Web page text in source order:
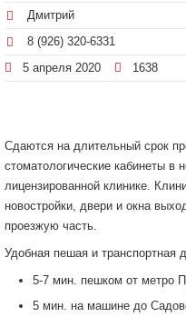
Дмитрий
8 (926) 320-6331
5 апреля 2020
1638
Сдаются на длительный срок
стоматологические кабинеты в
лицензированной клинике.
новостройки, двери и окна
проезжую часть.
Удобная пешая и транспортная
5-7 мин. пешком от метро
5 мин. на машине до